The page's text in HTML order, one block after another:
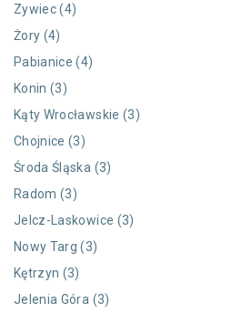
Zywiec (4)
Żory (4)
Pabianice (4)
Konin (3)
Kąty Wrocławskie (3)
Chojnice (3)
Środa Śląska (3)
Radom (3)
Jelcz-Laskowice (3)
Nowy Targ (3)
Kętrzyn (3)
Jelenia Góra (3)